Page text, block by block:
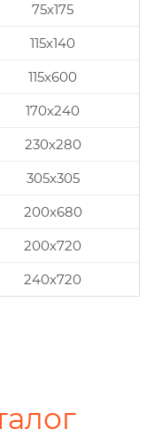
75x175
115x140
115x600
170x240
230x280
305x305
200х680
200х720
240х720